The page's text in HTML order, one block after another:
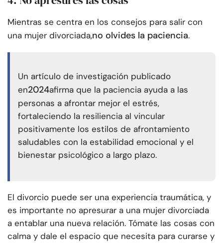
Mientras se centra en los consejos para salir con
una mujer divorciada,no olvides la paciencia.
Un artículo de investigación publicado
en2024afirma que la paciencia ayuda a las
personas a afrontar mejor el estrés,
fortaleciendo la resiliencia al vincular
positivamente los estilos de afrontamiento
saludables con la estabilidad emocional y el
bienestar psicológico a largo plazo.
El divorcio puede ser una experiencia traumática, y
es importante no apresurar a una mujer divorciada
a entablar una nueva relación. Tómate las cosas con
calma y dale el espacio que necesita para curarse y